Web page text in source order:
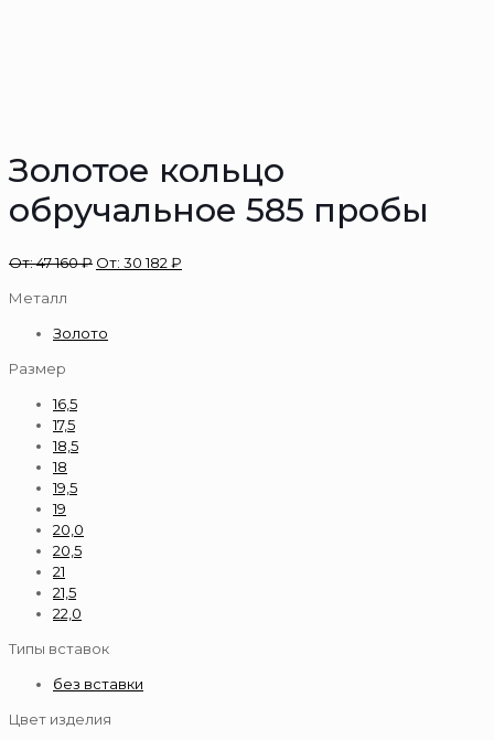
Золотое кольцо
обручальное 585 пробы
От:47 160₽ От: 30 182 ₽
Металл
Золото
Размер
16,5
17,5
18,5
18
19,5
19
20,0
20,5
21
21,5
22,0
Типы вставок
без вставки
Цвет изделия